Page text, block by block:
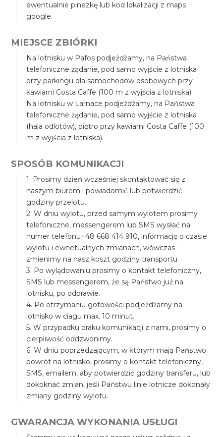
ewentualnie pinezkę lub kod lokalizacji z maps
google.
MIEJSCE ZBIÓRKI
Na lotnisku w Pafos podjeżdżamy, na Państwa
telefoniczne żądanie, pod samo wyjście z lotniska
przy parkingu dla samochodów osobowych przy
kawiarni Costa Caffe (100 m z wyjścia z lotniska).
Na lotnisku w Larnace podjeżdżamy, na Państwa
telefoniczne żądanie, pod samo wyjście z lotniska
(hala odlotów), piętro przy kawiarni Costa Caffe (100
m z wyjścia z lotniska).
SPOSÓB KOMUNIKACJI
1. Prosimy dzień wcześniej skontaktować się z
naszym biurem i powiadomić lub potwierdzić
godziny przelotu.
2. W dniu wylotu, przed samym wylotem prosimy
telefoniczne, messengerem lub SMS wysłać na
numer telefonu+48 668 414 910, informację o czasie
wylotu i ewnetualnych zmianach, wówczas
zmienimy na nasz koszt godziny transportu.
3. Po wylądowaniu prosimy o kontakt telefoniczny,
SMS lub messengerem, że są Państwo już na
lotnisku, po odprawie.
4. Po otrzymaniu gotowości podjeżdżamy na
lotnisko w ciagu max. 10 minut.
5. W przypadku braku komunikacji z nami, prosimy o
cierpliwość oddzwonimy.
6. W dniu poprzedzającym, w którym mają Państwo
powrót na lotnisko, prosimy o kontakt telefoniczny,
SMS, emailem, aby potwierdzić godziny transferu, lub
dokoknać zmian, jeśli Państwu linie lotnicze dokonały
zmiany godziny wylotu.
GWARANCJA WYKONANIA USŁUGI